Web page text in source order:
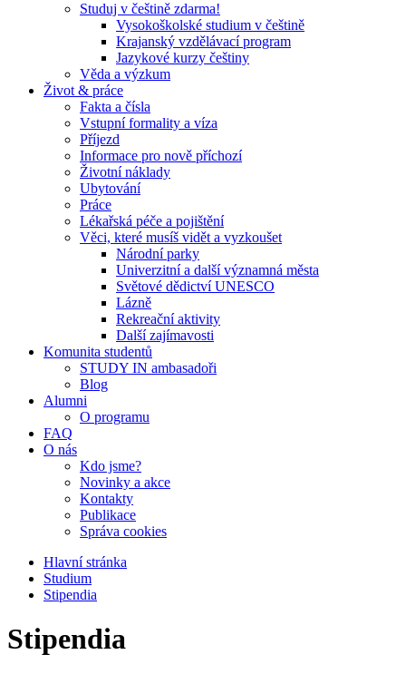
Studuj v češtině zdarma!
Vysokoškolské studium v češtině
Krajanský vzdělávací program
Jazykové kurzy češtiny
Věda a výzkum
Život & práce
Fakta a čísla
Vstupní formality a víza
Příjezd
Informace pro nově příchozí
Životní náklady
Ubytování
Práce
Lékařská péče a pojištění
Věci, které musíš vidět a vyzkoušet
Národní parky
Univerzitní a další významná města
Světové dědictví UNESCO
Lázně
Rekreační aktivity
Další zajímavosti
Komunita studentů
STUDY IN ambasadoři
Blog
Alumni
O programu
FAQ
O nás
Kdo jsme?
Novinky a akce
Kontakty
Publikace
Správa cookies
Hlavní stránka
Studium
Stipendia
Stipendia